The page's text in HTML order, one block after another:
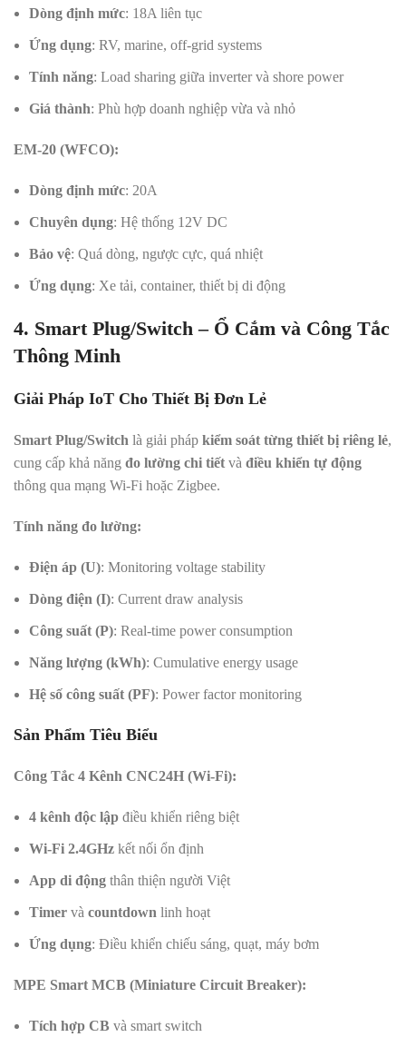
Dòng định mức: 18A liên tục
Ứng dụng: RV, marine, off-grid systems
Tính năng: Load sharing giữa inverter và shore power
Giá thành: Phù hợp doanh nghiệp vừa và nhỏ
EM-20 (WFCO):
Dòng định mức: 20A
Chuyên dụng: Hệ thống 12V DC
Bảo vệ: Quá dòng, ngược cực, quá nhiệt
Ứng dụng: Xe tải, container, thiết bị di động
4. Smart Plug/Switch – Ổ Cắm và Công Tắc
Thông Minh
Giải Pháp IoT Cho Thiết Bị Đơn Lẻ
Smart Plug/Switch là giải pháp kiểm soát từng thiết bị riêng lẻ,
cung cấp khả năng đo lường chi tiết và điều khiển tự động
thông qua mạng Wi-Fi hoặc Zigbee.
Tính năng đo lường:
Điện áp (U): Monitoring voltage stability
Dòng điện (I): Current draw analysis
Công suất (P): Real-time power consumption
Năng lượng (kWh): Cumulative energy usage
Hệ số công suất (PF): Power factor monitoring
Sản Phẩm Tiêu Biểu
Công Tắc 4 Kênh CNC24H (Wi-Fi):
4 kênh độc lập điều khiển riêng biệt
Wi-Fi 2.4GHz kết nối ổn định
App di động thân thiện người Việt
Timer và countdown linh hoạt
Ứng dụng: Điều khiển chiếu sáng, quạt, máy bơm
MPE Smart MCB (Miniature Circuit Breaker):
Tích hợp CB và smart switch